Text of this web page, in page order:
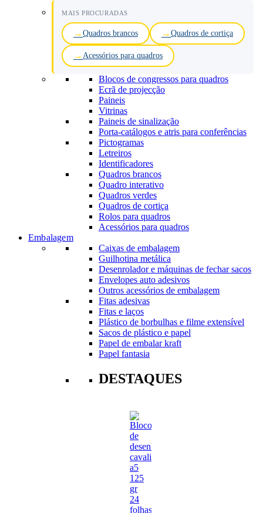
MAIS PROCURADAS
Quadros brancos Quadros de cortiça
Acessórios para quadros
Blocos de congressos para quadros
Ecrã de projecção
Paineis
Vitrinas
Paineis de sinalização
Porta-catálogos e atris para conferências
Pictogramas
Letreiros
Identificadores
Quadros brancos
Quadro interativo
Quadros verdes
Quadros de cortiça
Rolos para quadros
Acessórios para quadros
Embalagem
Caixas de embalagem
Guilhotina metálica
Desenrolador e máquinas de fechar sacos
Envelopes auto adesivos
Outros acessórios de embalagem
Fitas adesivas
Fitas e laços
Plástico de borbulhas e filme extensível
Sacos de plástico e papel
Papel de embalar kraft
Papel fantasia
DESTAQUES